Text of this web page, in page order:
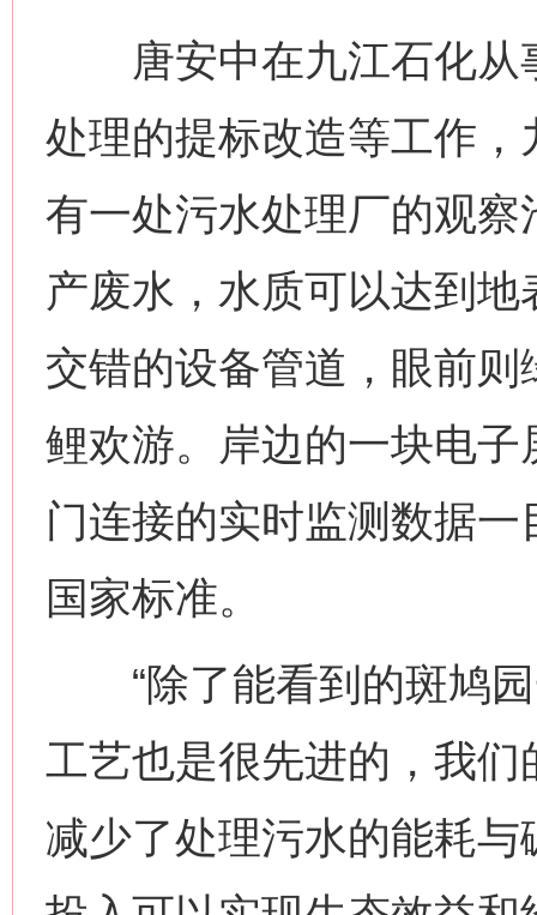
唐安中在九江石化从
处理的提标改造等工作
有一处污水处理厂的观
产废水，水质可以达到
交错的设备管道，眼前
鲤欢游。岸边的一块电
门连接的实时监测数据
国家标准。
“除了能看到的斑鸠园
工艺也是很先进的，我
减少了处理污水的能耗与